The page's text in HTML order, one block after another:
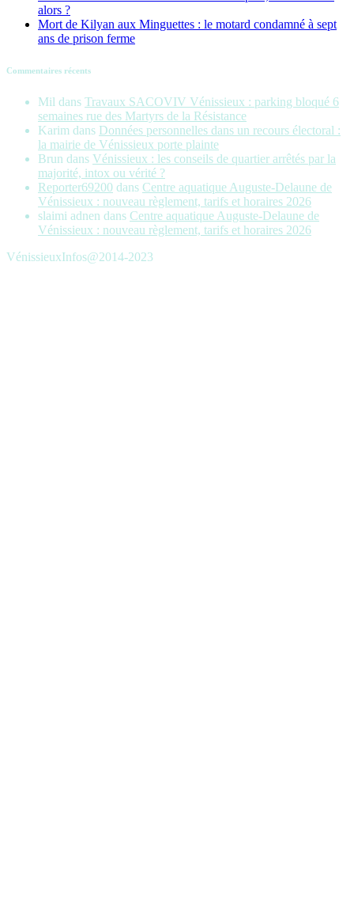
alors ?
Mort de Kilyan aux Minguettes : le motard condamné à sept
ans de prison ferme
Commentaires récents
Mil dans Travaux SACOVIV Vénissieux : parking bloqué 6
semaines rue des Martyrs de la Résistance
Karim dans Données personnelles dans un recours électoral :
la mairie de Vénissieux porte plainte
Brun dans Vénissieux : les conseils de quartier arrêtés par la
majorité, intox ou vérité ?
Reporter69200 dans Centre aquatique Auguste-Delaune de
Vénissieux : nouveau règlement, tarifs et horaires 2026
slaimi adnen dans Centre aquatique Auguste-Delaune de
Vénissieux : nouveau règlement, tarifs et horaires 2026
VénissieuxInfos@2014-2023